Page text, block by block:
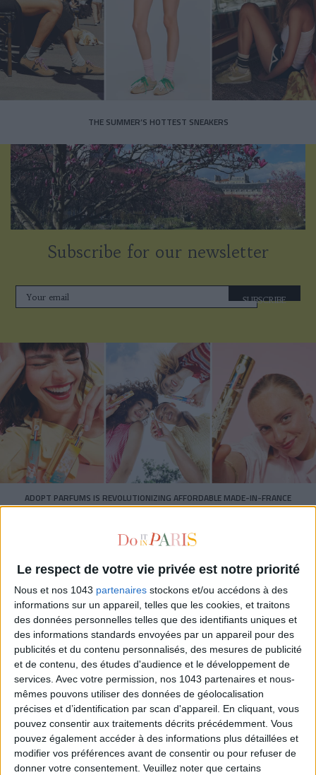
Le respect de votre vie privée est notre priorité
Nous et nos 1043 partenaires stockons et/ou accédons à des
informations sur un appareil, telles que les cookies, et traitons
des données personnelles telles que des identifiants uniques et
des informations standards envoyées par un appareil pour des
publicités et du contenu personnalisés, des mesures de publicité
et de contenu, des études d'audience et le développement de
services. Avec votre permission, nos 1043 partenaires et nous-
mêmes pouvons utiliser des données de géolocalisation
précises et d’identification par scan d'appareil. En cliquant, vous
pouvez consentir aux traitements décrits précédemment. Vous
pouvez également accéder à des informations plus détaillées et
modifier vos préférences avant de consentir ou pour refuser de
donner votre consentement. Veuillez noter que certains
THE SUMMER’S HOTTEST SNEAKERS
Subscribe for our newsletter
SUBSCRIBE
ADOPT PARFUMS IS REVOLUTIONIZING AFFORDABLE MADE-IN-FRANCE
15 IDEAS FOR ENJOYING AUGUST IN PARIS